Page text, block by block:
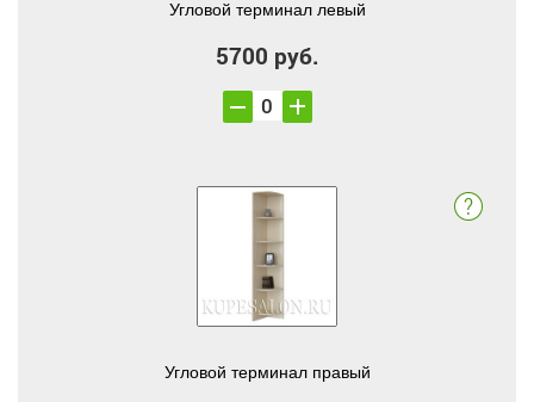
Угловой терминал левый
5700 руб.
Угловой терминал правый